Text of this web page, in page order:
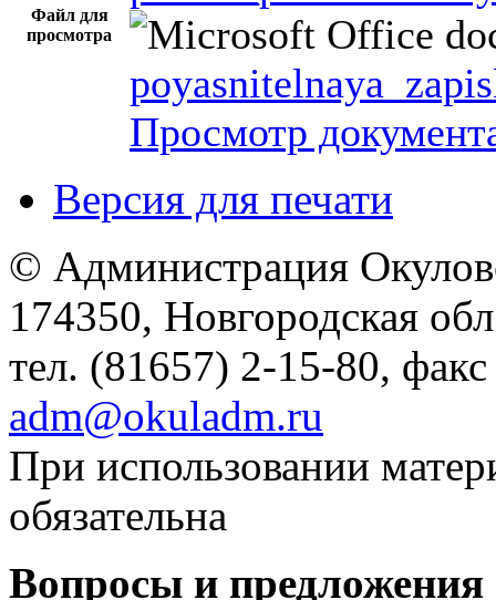
Файл для
просмотра
Просмотр
Версия для печати
© Администрация
174350, Новгородская
тел. (81657) 2-15-80,
adm@okuladm.ru
При использовании
обязательна
Вопросы и